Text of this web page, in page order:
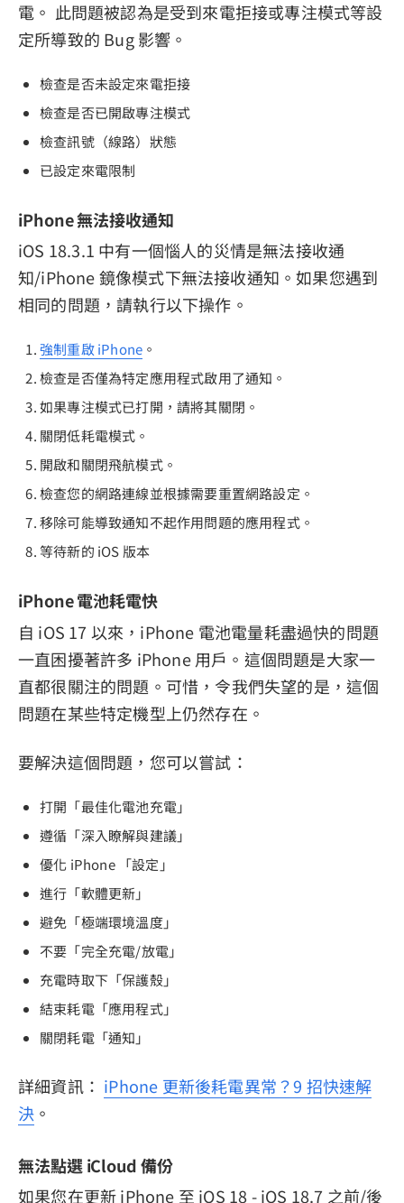
電。 此問題被認為是受到來電拒接或專注模式等設
定所導致的 Bug 影響。
檢查是否未設定來電拒接
檢查是否已開啟專注模式
檢查訊號（線路）狀態
已設定來電限制
iPhone 無法接收通知
iOS 18.3.1 中有一個惱人的災情是無法接收通
知/iPhone 鏡像模式下無法接收通知。如果您遇到
相同的問題，請執行以下操作。
強制重啟 iPhone 。
檢查是否僅為特定應用程式啟用了通知。
如果專注模式已打開，請將其關閉。
關閉低耗電模式。
開啟和關閉飛航模式。
檢查您的網路連線並根據需要重置網路設定。
移除可能導致通知不起作用問題的應用程式。
等待新的 iOS 版本
iPhone 電池耗電快
自 iOS 17 以來，iPhone 電池電量耗盡過快的問題
一直困擾著許多 iPhone 用戶。這個問題是大家一
直都很關注的問題。可惜，令我們失望的是，這個
問題在某些特定機型上仍然存在。
要解決這個問題，您可以嘗試：
打開「最佳化電池充電」
遵循「深入瞭解與建議」
優化 iPhone 「設定」
進行「軟體更新」
避免「極端環境溫度」
不要「完全充電/放電」
充電時取下「保護殼」
結束耗電「應用程式」
關閉耗電「通知」
詳細資訊： iPhone 更新後耗電異常？9 招快速解
決 。
無法點選 iCloud 備份
如果您在更新 iPhone 至 iOS 18 - iOS 18.7 之前/後